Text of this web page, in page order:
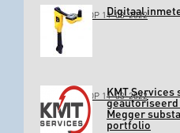
GEPLAATST OP 11-03-2022
Digitaal
GEPLAATST OP 11-03-2022
KMT Services
Megger
portfolio